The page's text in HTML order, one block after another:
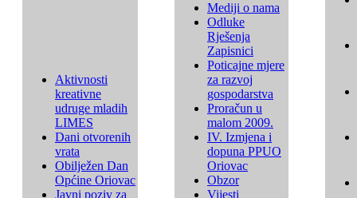
Aktivnosti
kreativne
udruge mladih
LIMES
Dani otvorenih
vrata
Obilježen Dan
Općine Oriovac
Javni poziv za
Mediji o nama
Odluke
Rješenja
Zapisnici
Poticajne mjere
za razvoj
gospodarstva
Proračun u
malom 2009.
IV. Izmjena i
dopuna PPUO
Oriovac
Obzor
Vijesti